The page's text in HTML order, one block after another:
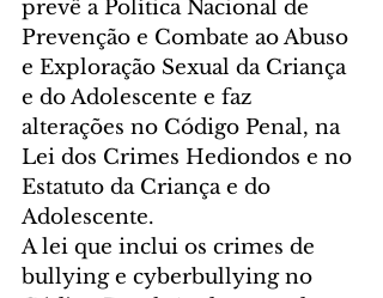
prevê a Política Nacional de
Prevenção e Combate ao Abuso
e Exploração Sexual da Criança
e do Adolescente e faz
alterações no Código Penal, na
Lei dos Crimes Hediondos e no
Estatuto da Criança e do
Adolescente.
A lei que inclui os crimes de
bullying e cyberbullying no